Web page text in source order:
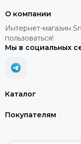
Каталог
Покупателям
О компании
Интернет-магазин
пользоваться!
Мы в социальных